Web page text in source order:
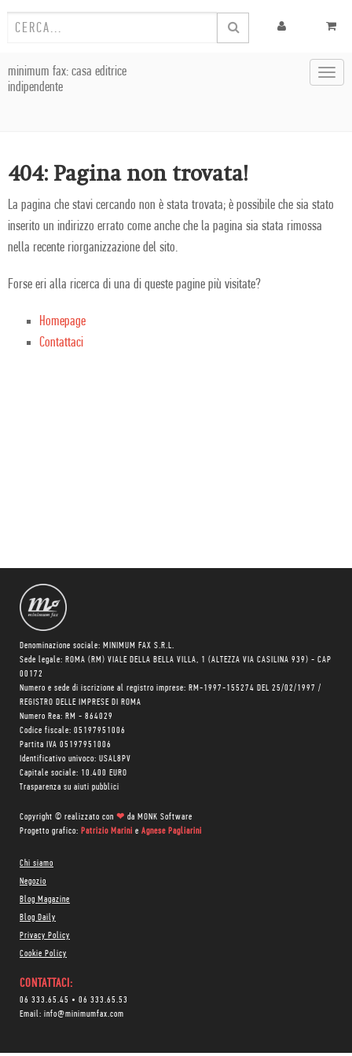
minimum fax: casa editrice
indipendente
404: Pagina non trovata!
La pagina che stavi cercando non è stata trovata; è possibile che sia stato
inserito un indirizzo errato come anche che la pagina sia stata rimossa
nella recente riorganizzazione del sito.
Forse eri alla ricerca di una di queste pagine più visitate?
Homepage
Contattaci
Denominazione sociale: MINIMUM FAX S.R.L.
Sede legale: ROMA (RM) VIALE DELLA BELLA VILLA, 1 (ALTEZZA VIA CASILINA 939) - CAP
00172
Numero e sede di iscrizione al registro imprese: RM-1997-155274 DEL 25/02/1997 /
REGISTRO DELLE IMPRESE DI ROMA
Numero Rea: RM - 864029
Codice fiscale: 05197951006
Partita IVA 05197951006
Identificativo univoco: USAL8PV
Capitale sociale: 10.400 EURO
Trasparenza su aiuti pubblici
Copyright © realizzato con ❤ da MONK Software
Progetto grafico: Patrizio Marini e Agnese Pagliarini
Chi siamo
Negozio
Blog Magazine
Blog Daily
Privacy Policy
Cookie Policy
CONTATTACI:
06 333.65.45 • 06 333.65.53
Email: info@minimumfax.com